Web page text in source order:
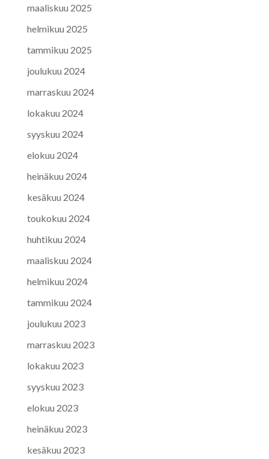
maaliskuu 2025
helmikuu 2025
tammikuu 2025
joulukuu 2024
marraskuu 2024
lokakuu 2024
syyskuu 2024
elokuu 2024
heinäkuu 2024
kesäkuu 2024
toukokuu 2024
huhtikuu 2024
maaliskuu 2024
helmikuu 2024
tammikuu 2024
joulukuu 2023
marraskuu 2023
lokakuu 2023
syyskuu 2023
elokuu 2023
heinäkuu 2023
kesäkuu 2023